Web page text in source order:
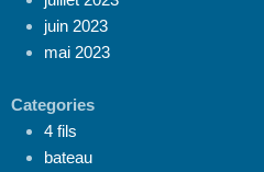
juin 2023
mai 2023
Categories
4 fils
bateau